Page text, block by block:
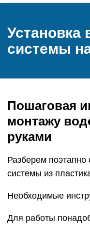
Установка
системы
Пошаговая
монтажу
руками
Разберем
системы из
Необходимые
Для работы